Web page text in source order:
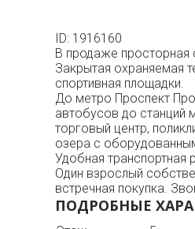
ID: 1916160
В продаже просторная
Закрытая охраняемая
спортивная площадки.
До метро Проспект
автобусов до станций
торговый центр,
озера с
Удобная транспортная
Один взрослый
встречная покупка.
ПОДРОБНЫЕ